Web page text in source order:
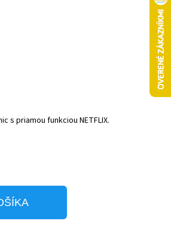
s priamou funkciou NETFLIX.